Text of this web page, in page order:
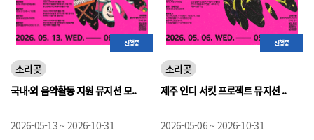
진행중
소리곶
국내·외 음악활동 지원 뮤지션 모..
2026-05-13 ~ 2026-10-31
진행중
소리곶
제주 인디 서킷 프로젝트 뮤지션 ..
2026-05-06 ~ 2026-10-31